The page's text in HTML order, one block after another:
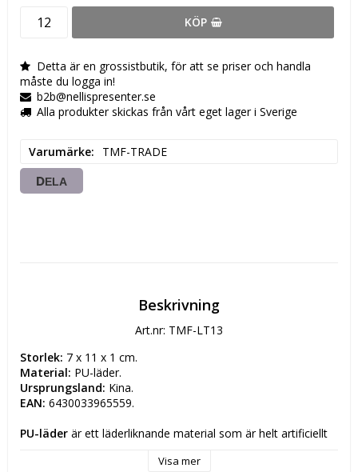
KÖP
Detta är en grossistbutik, för att se priser och handla
måste du logga in!
b2b@nellispresenter.se
Alla produkter skickas från vårt eget lager i Sverige
Varumärke TMF-TRADE
DELA
Beskrivning
Art.nr: TMF-LT13
Storlek: 7 x 11 x 1 cm.
Material: PU-läder.
Ursprungsland: Kina.
EAN: 6430033965559.
PU-läder är ett läderliknande material som är helt artificiellt
det har ett utseende snarlikt äkta läder till betydligt lägre
Visa mer